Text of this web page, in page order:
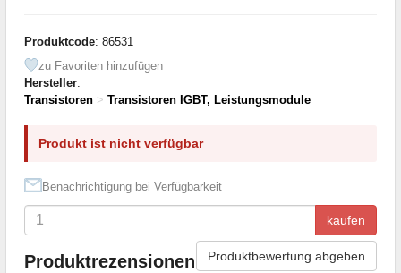
Produktcode: 86531
zu Favoriten hinzufügen
Hersteller:
Transistoren > Transistoren IGBT, Leistungsmodule
Produkt ist nicht verfügbar
Benachrichtigung bei Verfügbarkeit
kaufen
Produktrezensionen Produktbewertung abgeben